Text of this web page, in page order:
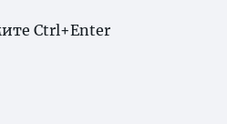
Ctrl+Enter